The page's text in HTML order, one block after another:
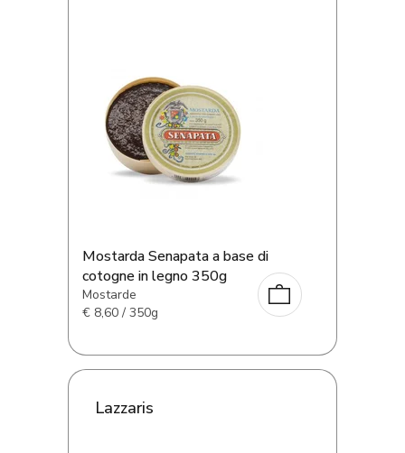
Mostarda Senapata a base di
cotogne in legno 350g
Mostarde
€ 8,60 / 350g
Lazzaris